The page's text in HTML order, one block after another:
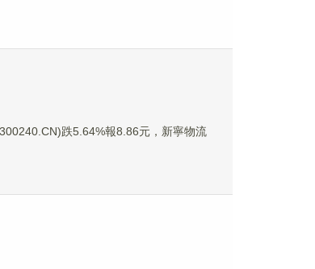
跌5.64%報8.86元，新寧物流